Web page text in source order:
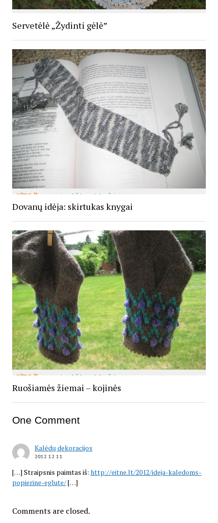
Servetėlė „Žydinti gėlė”
Dovanų idėja: skirtukas knygai
Ruošiamės žiemai – kojinės
One Comment
Kalėdų dekoracijos
2012 12 11
[…] Straipsnis paimtas iš: http://eitne.lt/2012/ideja-kaledoms-
popierine-eglute/[…]
Comments are closed.